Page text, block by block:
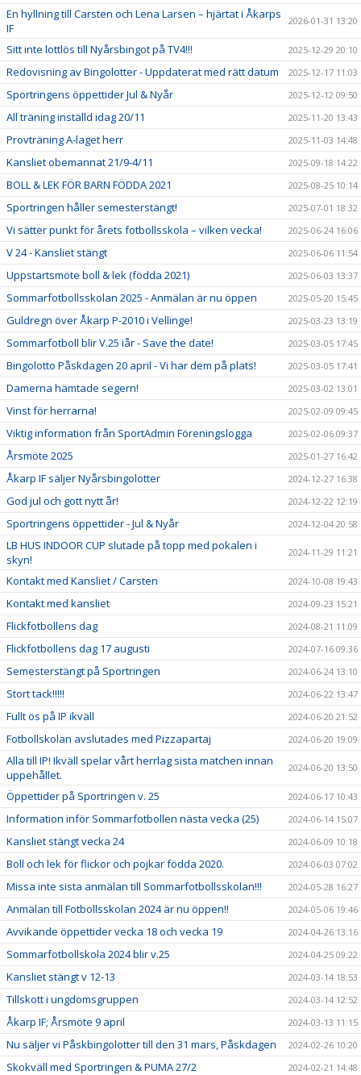
En hyllning till Carsten och Lena Larsen – hjärtat i Åkarps
IF
2026-01-31 13:20
Sitt inte lottlös till Nyårsbingot på TV4!!! 2025-12-29 20:10
Redovisning av Bingolotter - Uppdaterat med rätt datum 2025-12-17 11:03
Sportringens öppettider Jul & Nyår 2025-12-12 09:50
All träning inställd idag 20/11 2025-11-20 13:43
Provträning A-laget herr 2025-11-03 14:48
Kansliet obemannat 21/9-4/11 2025-09-18 14:22
BOLL & LEK FÖR BARN FÖDDA 2021 2025-08-25 10:14
Sportringen håller semesterstängt! 2025-07-01 18:32
Vi sätter punkt för årets fotbollsskola – vilken vecka! 2025-06-24 16:06
V 24 - Kansliet stängt 2025-06-06 11:54
Uppstartsmöte boll & lek (födda 2021) 2025-06-03 13:37
Sommarfotbollsskolan 2025 - Anmälan är nu öppen 2025-05-20 15:45
Guldregn över Åkarp P-2010 i Vellinge! 2025-03-23 13:19
Sommarfotboll blir V.25 iår - Save the date! 2025-03-05 17:45
Bingolotto Påskdagen 20 april - Vi har dem på plats! 2025-03-05 17:41
Damerna hämtade segern! 2025-03-02 13:01
Vinst för herrarna! 2025-02-09 09:45
Viktig information från SportAdmin Föreningslogga 2025-02-06 09:37
Årsmöte 2025 2025-01-27 16:42
Åkarp IF säljer Nyårsbingolotter 2024-12-27 16:38
God jul och gott nytt år! 2024-12-22 12:19
Sportringens öppettider - Jul & Nyår 2024-12-04 20:58
LB HUS INDOOR CUP slutade på topp med pokalen i
skyn!
2024-11-29 11:21
Kontakt med Kansliet / Carsten 2024-10-08 19:43
Kontakt med kansliet 2024-09-23 15:21
Flickfotbollens dag 2024-08-21 11:09
Flickfotbollens dag 17 augusti 2024-07-16 09:36
Semesterstängt på Sportringen 2024-06-24 13:10
Stort tack!!!!! 2024-06-22 13:47
Fullt ös på IP ikväll 2024-06-20 21:52
Fotbollskolan avslutades med Pizzapartaj 2024-06-20 19:09
Alla till IP! Ikväll spelar vårt herrlag sista matchen innan
uppehållet.
2024-06-20 13:50
Öppettider på Sportringen v. 25 2024-06-17 10:43
Information inför Sommarfotbollen nästa vecka (25) 2024-06-14 15:07
Kansliet stängt vecka 24 2024-06-09 10:18
Boll och lek för flickor och pojkar födda 2020. 2024-06-03 07:02
Missa inte sista anmälan till Sommarfotbollsskolan!!! 2024-05-28 16:27
Anmälan till Fotbollsskolan 2024 är nu öppen!! 2024-05-06 19:46
Avvikande öppettider vecka 18 och vecka 19 2024-04-26 13:16
Sommarfotbollskola 2024 blir v.25 2024-04-25 09:22
Kansliet stängt v 12-13 2024-03-14 18:53
Tillskott i ungdomsgruppen 2024-03-14 12:52
Åkarp IF; Årsmöte 9 april 2024-03-13 11:15
Nu säljer vi Påskbingolotter till den 31 mars, Påskdagen 2024-02-26 10:20
Skokväll med Sportringen & PUMA 27/2 2024-02-21 14:48